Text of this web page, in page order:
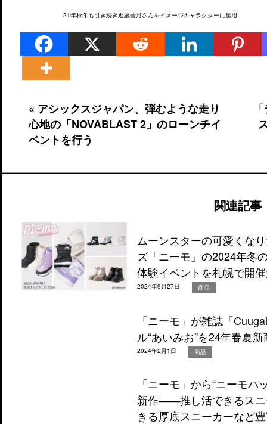
21年秋冬も引き続き近藤藍月さんをイメージキャラクターに起用
« アシックスジャパン、弾むような走り
心地の「NOVABLAST 2」のローンチイ
ベントを行う
関連記事
ムーンスターの可愛くな
ズ「ニーモ」の2024年
体験イベントを札幌で開
2024年9月27日 商品
「ニーモ」が雑誌「
ル“あいみお”を24年春夏
2024年2月1日 商品
「ニーモ」から“ニーモ
新作――推し活できるスニ
きる厚底スニーカーなど